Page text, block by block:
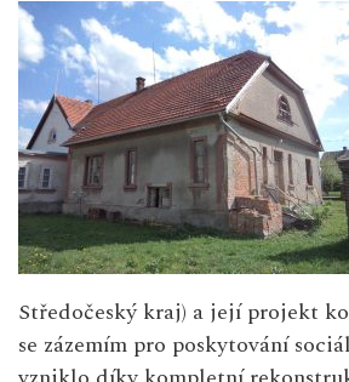
Středočeský kraj) a její projekt
se zázemím pro poskytování